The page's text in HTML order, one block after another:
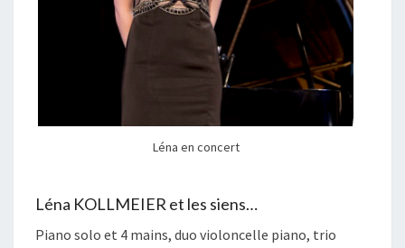
Léna en concert
Léna KOLLMEIER et les siens…
Piano solo et 4 mains, duo violoncelle piano, trio